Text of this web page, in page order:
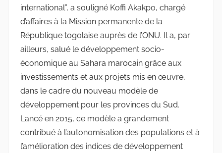
international”, a souligné Koffi Akakpo, chargé
d’affaires à la Mission permanente de la
République togolaise auprès de l’ONU. Il a, par
ailleurs, salué le développement socio-
économique au Sahara marocain grâce aux
investissements et aux projets mis en œuvre,
dans le cadre du nouveau modèle de
développement pour les provinces du Sud.
Lancé en 2015, ce modèle a grandement
contribué à l’autonomisation des populations et à
l’amélioration des indices de développement